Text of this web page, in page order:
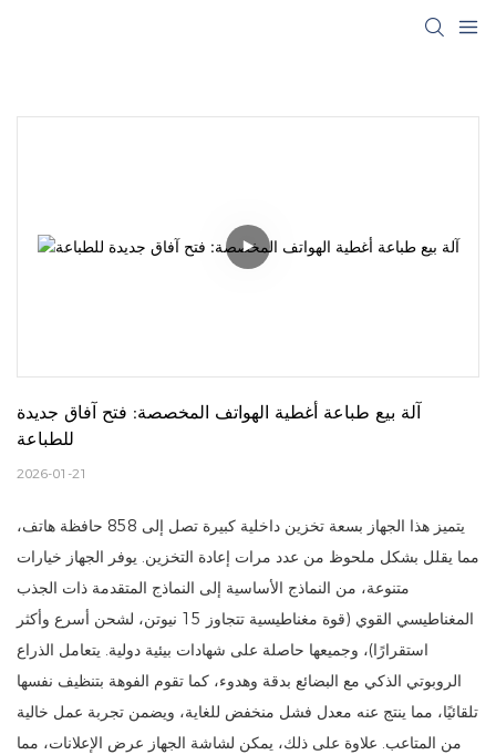
آلة بيع طباعة أغطية الهواتف المخصصة: فتح آفاق جديدة
للطباعة
2026-01-21
يتميز هذا الجهاز بسعة تخزين داخلية كبيرة تصل إلى 858 حافظة هاتف،
مما يقلل بشكل ملحوظ من عدد مرات إعادة التخزين. يوفر الجهاز خيارات
متنوعة، من النماذج الأساسية إلى النماذج المتقدمة ذات الجذب
المغناطيسي القوي (قوة مغناطيسية تتجاوز 15 نيوتن، لشحن أسرع وأكثر
استقرارًا)، وجميعها حاصلة على شهادات بيئية دولية. يتعامل الذراع
الروبوتي الذكي مع البضائع بدقة وهدوء، كما تقوم الفوهة بتنظيف نفسها
تلقائيًا، مما ينتج عنه معدل فشل منخفض للغاية، ويضمن تجربة عمل خالية
من المتاعب. علاوة على ذلك، يمكن لشاشة الجهاز عرض الإعلانات، مما